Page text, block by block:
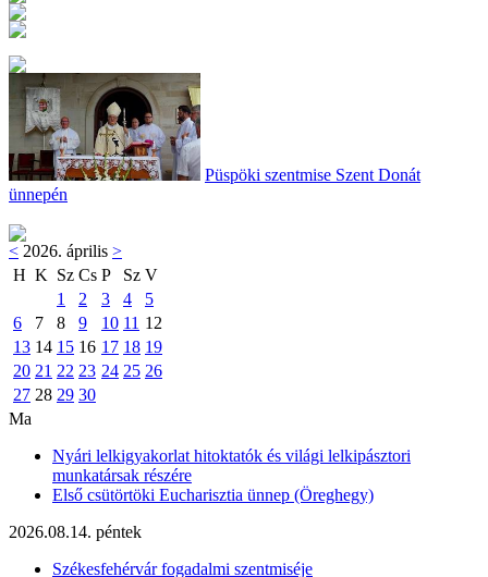
Püspöki szentmise Szent Donát
ünnepén
< 2026. április >
H K Sz Cs P Sz V
1
2 3 4
5
6
7 8 9 10 11 12
13 14 15 16 17 18 19
20 21 22 23 24 25 26
27 28 29 30
Ma
Nyári lelkigyakorlat hitoktatók és világi lelkipásztori
munkatársak részére
Első csütörtöki Eucharisztia ünnep (Öreghegy)
2026.08.14. péntek
Székesfehérvár fogadalmi szentmiséje